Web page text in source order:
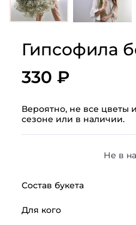
Гипсофила
330 ₽
Вероятно, не все цветы
сезоне или в наличии.
Не в
Состав букета
Для кого